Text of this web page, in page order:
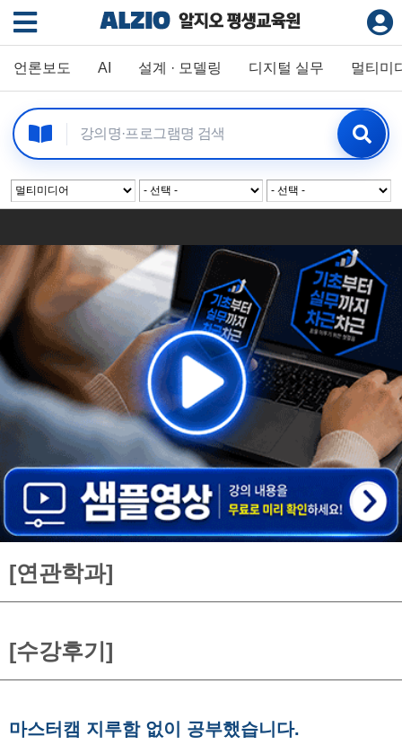
언론보도 AI 설계 · 모델링 디지털 실무 멀티미
[연관학과]
[수강후기]